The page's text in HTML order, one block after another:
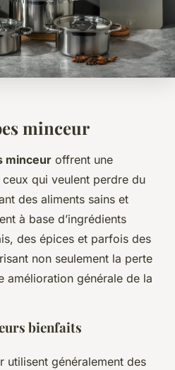
minceur
minceur offrent une
qui veulent perdre du
des aliments sains et
à base d’ingrédients
des épices et parfois des
non seulement la perte
amélioration générale de la
bienfaits
utilisent généralement des